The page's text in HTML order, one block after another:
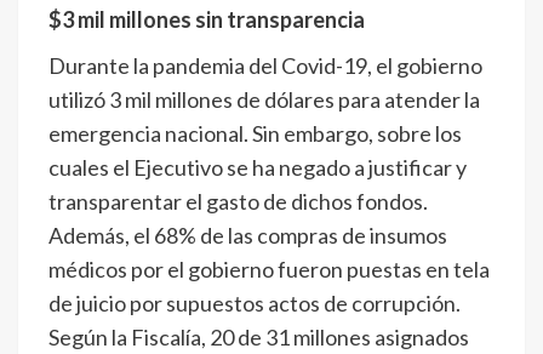
$3 mil millones sin transparencia
Durante la pandemia del Covid-19, el gobierno
utilizó 3 mil millones de dólares para atender la
emergencia nacional. Sin embargo, sobre los
cuales el Ejecutivo se ha negado a justificar y
transparentar el gasto de dichos fondos.
Además, el 68% de las compras de insumos
médicos por el gobierno fueron puestas en tela
de juicio por supuestos actos de corrupción.
Según la Fiscalía, 20 de 31 millones asignados